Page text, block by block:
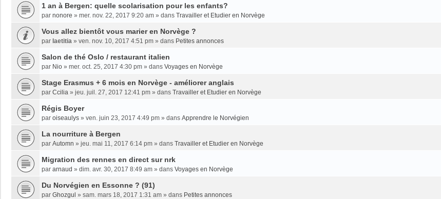
1 an à Bergen: quelle scolarisation pour les enfants?
par nonore » mer. nov. 22, 2017 9:20 am » dans Travailler et Etudier en Norvège
Vous allez bientôt vous marier en Norvège ?
par laetitia » ven. nov. 10, 2017 4:51 pm » dans Petites annonces
Salon de thé Oslo / restaurant italien
par Nio » mer. oct. 25, 2017 4:30 pm » dans Voyages en Norvège
Stage Erasmus + 6 mois en Norvège - améliorer anglais
par Ccilia » jeu. juil. 27, 2017 12:41 pm » dans Travailler et Etudier en Norvège
Régis Boyer
par oiseaulys » ven. juin 23, 2017 4:49 pm » dans Apprendre le Norvégien
La nourriture à Bergen
par Automn » jeu. mai 11, 2017 6:14 pm » dans Travailler et Etudier en Norvège
Migration des rennes en direct sur nrk
par arnaud » dim. avr. 30, 2017 8:49 am » dans Voyages en Norvège
Du Norvégien en Essonne ? (91)
par Ghozgul » sam. mars 18, 2017 1:31 am » dans Petites annonces